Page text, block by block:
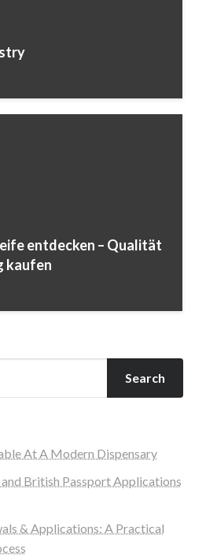
entdecken – Qualität
kaufen
Search
At A Modern Dispensary
British Passport Applications
& Applications: A Practical